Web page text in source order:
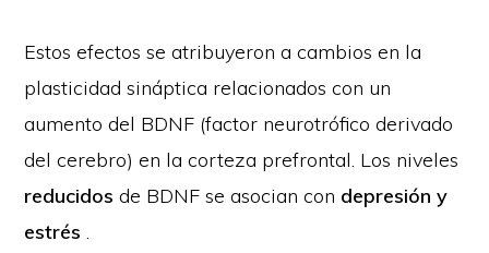
Estos efectos se atribuyeron a cambios en la
plasticidad sináptica relacionados con un
aumento del BDNF (factor neurotrófico derivado
del cerebro) en la corteza prefrontal. Los niveles
reducidos de BDNF se asocian con depresión y
estrés .